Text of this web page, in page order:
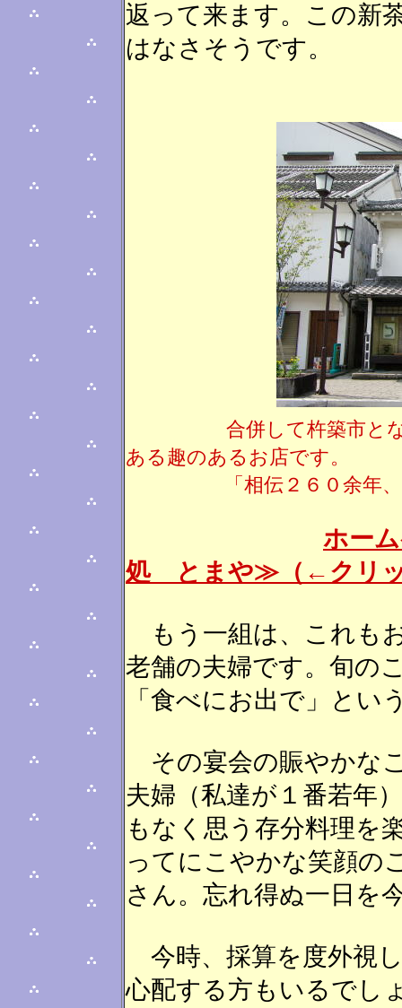
返って来ます。この新
はなさそうです。
合併して杵築市と
ある趣のあるお店です。
「相伝２６０余年、伝
ホー
処 とまや≫（←クリ
もう一組は、これも
老舗の夫婦です。旬の
「食べにお出で」とい
その宴会の賑やかな
夫婦（私達が１番若年
もなく思う存分料理を
ってにこやかな笑顔の
さん。忘れ得ぬ一日を
今時、採算を度外視
心配する方もいるでし